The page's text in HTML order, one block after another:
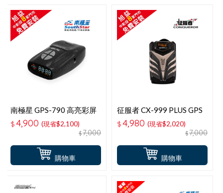
購物車
南極星 GPS-790 高亮彩屏
一體式全頻測速器
$4,900 (現省$2,100)
$7,000
購物車
征服者 CX-999 PLUS GPS
全頻雷達測速器
$4,980 (現省$2,020)
$7,000